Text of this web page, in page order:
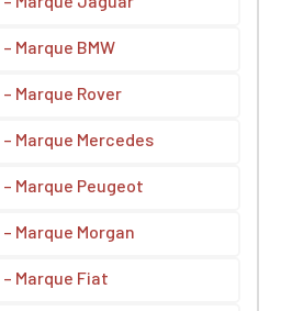
Marque BMW
Marque Rover
Marque Mercedes
Marque Peugeot
Marque Morgan
Marque Fiat